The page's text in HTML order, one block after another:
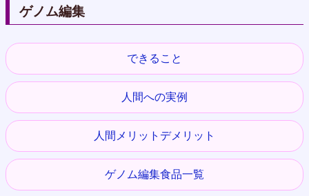
ゲノム編集
できること
人間への実例
人間メリットデメリット
ゲノム編集食品一覧